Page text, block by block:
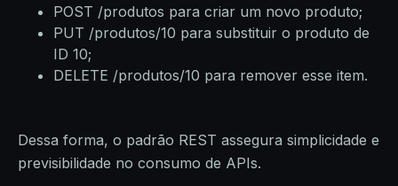
POST /produtos para criar um novo produto;
PUT /produtos/10 para substituir o produto de
ID 10;
DELETE /produtos/10 para remover esse item.
Dessa forma, o padrão REST assegura simplicidade e
previsibilidade no consumo de APIs.